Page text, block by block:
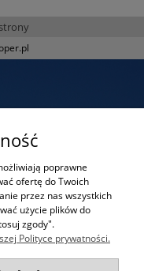
poprawne
ofertę do Twoich
przez nas wszystkich
użycie plików do
zgody".
Polityce prywatności.
ofertę
potrzeby!